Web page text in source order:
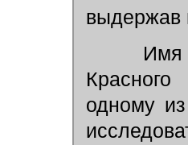
выдержав
Имя
одному